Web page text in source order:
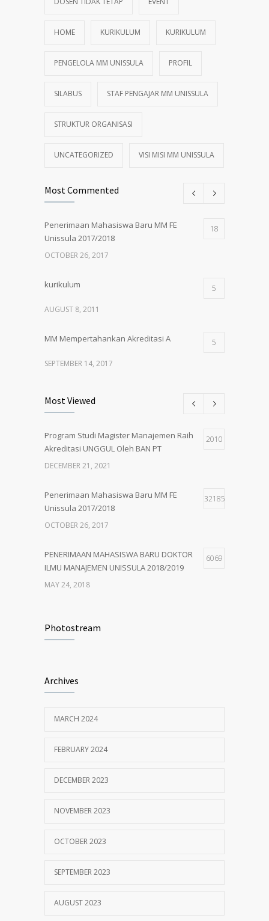
HOME KURIKULUM KURIKULUM
PENGELOLA MM UNISSULA PROFIL
SILABUS STAF PENGAJAR MM UNISSULA
STRUKTUR ORGANISASI
UNCATEGORIZED VISI MISI MM UNISSULA
Most Commented
Penerimaan Mahasiswa Baru MM FE
Unissula 2017/2018
18
OCTOBER 26, 2017
kurikulum 5
AUGUST 8, 2011
MM Mempertahankan Akreditasi A 5
SEPTEMBER 14, 2017
Manajemen Angkatan 61
PENERIMAAN MAHASISWA BARU MM
UNISSULA 2018/2019
Most Viewed
Program Studi Magister Manajemen Raih
Akreditasi UNGGUL Oleh BAN PT
2010
DECEMBER 21, 2021
Penerimaan Mahasiswa Baru MM FE
Unissula 2017/2018
32185
OCTOBER 26, 2017
PENERIMAAN MAHASISWA BARU DOKTOR
ILMU MANAJEMEN UNISSULA 2018/2019
6069
MAY 24, 2018
UNISSULA 2018/2019
Unissula 2017/2018
Photostream
Archives
MARCH 2024
FEBRUARY 2024
DECEMBER 2023
NOVEMBER 2023
OCTOBER 2023
SEPTEMBER 2023
AUGUST 2023